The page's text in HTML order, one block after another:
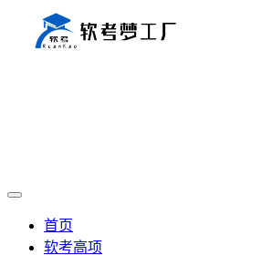
首页
软考高项